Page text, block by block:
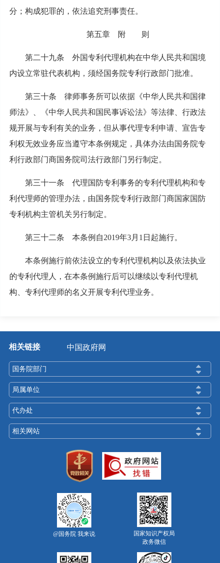
分；构成犯罪的，依法追究刑事责任。
第五章 附 则
第二十九条 外国专利代理机构在中华人民共和国境
内设立常驻代表机构，须经国务院专利行政部门批准。
第三十条 律师事务所可以依据《中华人民共和国律
师法》、《中华人民共和国民事诉讼法》等法律、行政法
规开展与专利有关的业务，但从事代理专利申请、宣告专
利权无效业务应当遵守本条例规定，具体办法由国务院专
利行政部门商国务院司法行政部门另行制定。
第三十一条 代理国防专利事务的专利代理机构和专
利代理师的管理办法，由国务院专利行政部门商国家国防
专利机构主管机关另行制定。
第三十二条 本条例自2019年3月1日起施行。
本条例施行前依法设立的专利代理机构以及依法执业
的专利代理人，在本条例施行后可以继续以专利代理机
构、专利代理师的名义开展专利代理业务。
相关链接 中国政府网
国务院部门
局属单位
代办处
相关网站
@国务院 我来说
国家知识产权局
政务微信